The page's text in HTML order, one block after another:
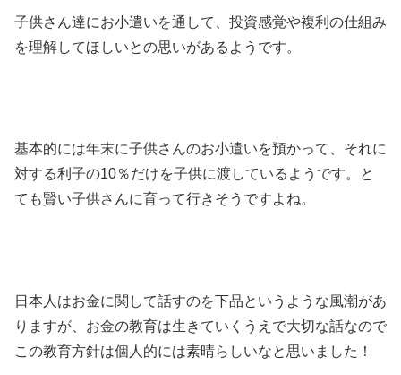
子供さん達にお小遣いを通して、投資感覚や複利の仕組み
を理解してほしいとの思いがあるようです。
基本的には年末に子供さんのお小遣いを預かって、それに
対する利子の10％だけを子供に渡しているようです。と
ても賢い子供さんに育って行きそうですよね。
日本人はお金に関して話すのを下品というような風潮があ
りますが、お金の教育は生きていくうえで大切な話なので
この教育方針は個人的には素晴らしいなと思いました！